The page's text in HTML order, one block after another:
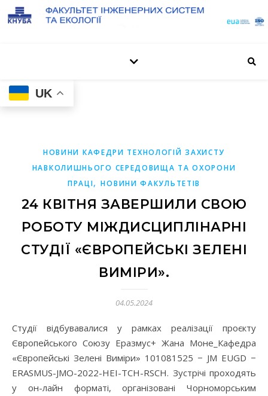
UK
НОВИНИ КАФЕДРИ ТЕХНОЛОГІЙ ЗАХИСТУ
НАВКОЛИШНЬОГО СЕРЕДОВИЩА ТА ОХОРОНИ
ПРАЦІ,НОВИНИ ФАКУЛЬТЕТІВ
24 КВІТНЯ ЗАВЕРШИЛИ СВОЮ
РОБОТУ МІЖДИСЦИПЛІНАРНІ
СТУДІЇ «ЄВРОПЕЙСЬКІ ЗЕЛЕНІ
ВИМІРИ».
04.05.2024
Студії відбувавалися у рамках реалізації проєкту
Європейського Союзу Еразмус+ Жана Моне_Кафедра
«Європейські Зелені Виміри» 101081525 − JM EUGD −
ERASMUS-JMO-2022-HEI-TCH-RSCH. Зустрічі проходять
у он-лайн форматі, організовані Чорноморським